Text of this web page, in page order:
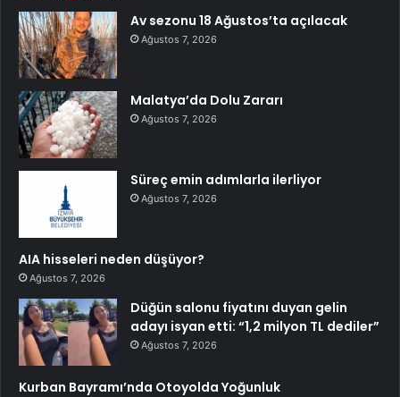
Av sezonu 18 Ağustos’ta açılacak
Ağustos 7, 2026
Malatya’da Dolu Zararı
Ağustos 7, 2026
Süreç emin adımlarla ilerliyor
Ağustos 7, 2026
AIA hisseleri neden düşüyor?
Ağustos 7, 2026
Düğün salonu fiyatını duyan gelin
adayı isyan etti: “1,2 milyon TL dediler”
Ağustos 7, 2026
Kurban Bayramı’nda Otoyolda Yoğunluk